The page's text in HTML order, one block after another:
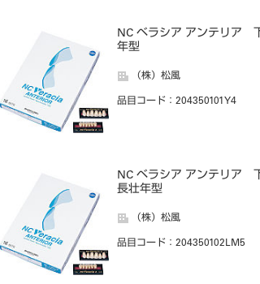
NC ベラシア アンテリ
年型
（株）松風
品目コード ：204350101Y4
NC ベラシア アンテリ
長壮年型
（株）松風
品目コード ：204350102LM5